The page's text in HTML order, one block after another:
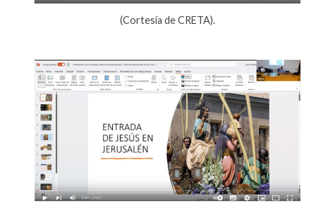
(Cortesía de CRETA).